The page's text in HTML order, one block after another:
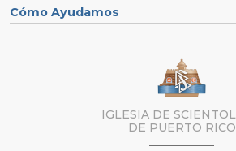
Cómo Ayudamos
IGLESIA DE
DE PUERTO RICO